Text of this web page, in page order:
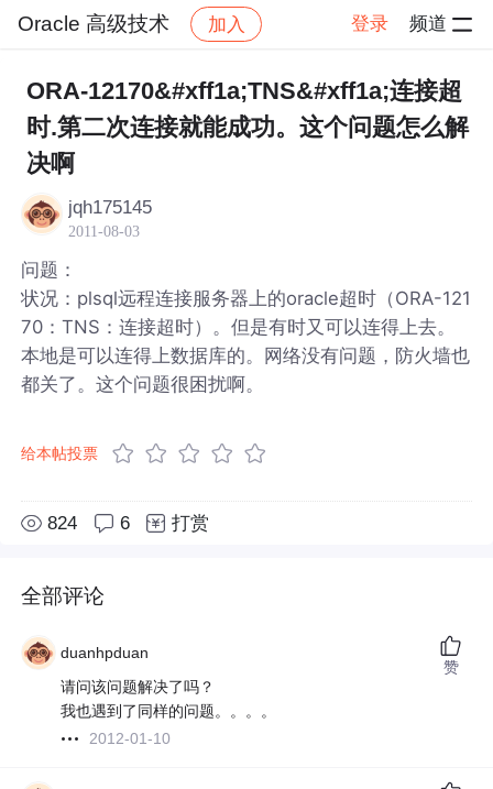
Oracle 高级技术 加入 登录 频道
社区 Oracle 高级技术
ORA-12170&#xff1a;TNS&#xff1a;连接超
时.第二次连接就能成功。这个问题怎么解
决啊
jqh175145
2011-08-03
问题：
状况：plsql远程连接服务器上的oracle超时（ORA-121
70：TNS：连接超时）。但是有时又可以连得上去。
本地是可以连得上数据库的。网络没有问题，防火墙也
都关了。这个问题很困扰啊。
给本帖投票
824 6 打赏
全部评论
duanhpduan
请问该问题解决了吗？
我也遇到了同样的问题。。。。
2012-01-10
赞